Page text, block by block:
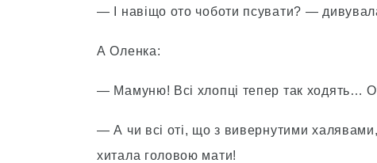
— І навіщо ото чоботи псувати? —
А Оленка:
— Мамуню! Всі хлопці тепер так ходять…
— А чи всі оті, що з вивернутими
хитала головою мати!